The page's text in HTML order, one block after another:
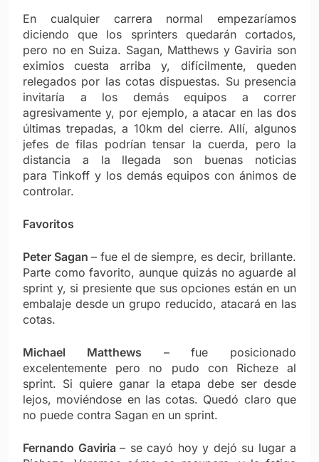
En cualquier carrera normal empezaríamos
diciendo que los sprinters quedarán cortados,
pero no en Suiza. Sagan, Matthews y Gaviria son
eximios cuesta arriba y, difícilmente, queden
relegados por las cotas dispuestas. Su presencia
invitaría a los demás equipos a correr
agresivamente y, por ejemplo, a atacar en las dos
últimas trepadas, a 10km del cierre. Allí, algunos
jefes de filas podrían tensar la cuerda, pero la
distancia a la llegada son buenas noticias
para Tinkoff y los demás equipos con ánimos de
controlar.
Favoritos
Peter Sagan – fue el de siempre, es decir, brillante.
Parte como favorito, aunque quizás no aguarde al
sprint y, si presiente que sus opciones están en un
embalaje desde un grupo reducido, atacará en las
cotas.
Michael Matthews – fue posicionado
excelentemente pero no pudo con Richeze al
sprint. Si quiere ganar la etapa debe ser desde
lejos, moviéndose en las cotas. Quedó claro que
no puede contra Sagan en un sprint.
Fernando Gaviria – se cayó hoy y dejó su lugar a